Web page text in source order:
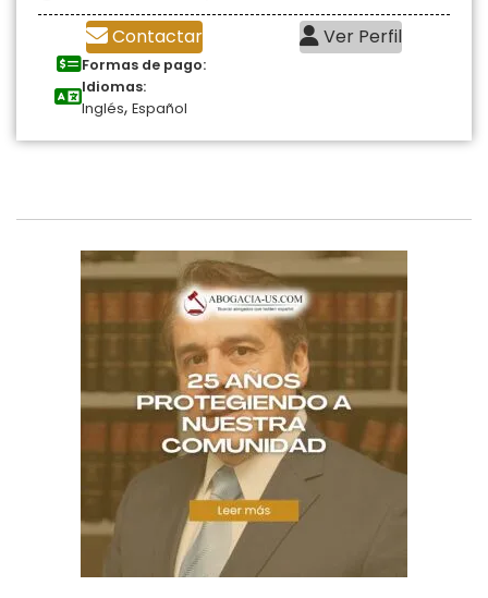
Contactar Ver Perfil
Formas de pago:
Idiomas:
Inglés, Español